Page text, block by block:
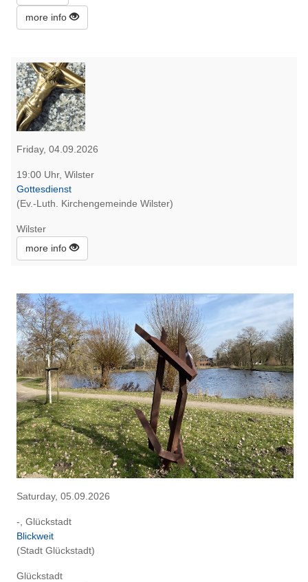
more info
Friday, 04.09.2026
19:00 Uhr, Wilster
Gottesdienst
(Ev.-Luth. Kirchengemeinde Wilster)
Wilster
more info
Saturday, 05.09.2026
-, Glückstadt
Blickweit
(Stadt Glückstadt)
Glückstadt